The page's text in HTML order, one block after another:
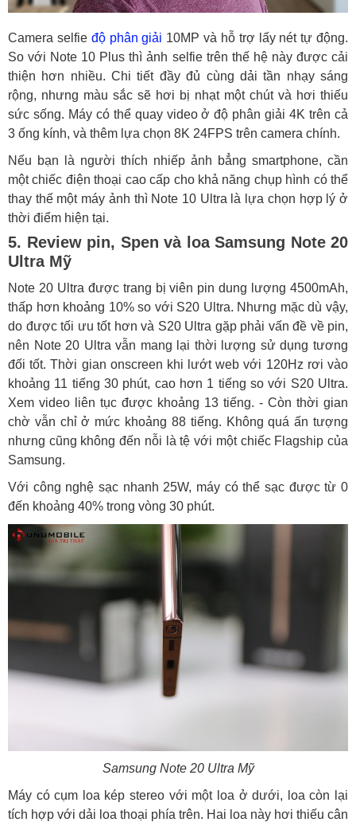
Camera selfie độ phân giải 10MP và hỗ trợ lấy nét tự động.
So với Note 10 Plus thì ảnh selfie trên thế hệ này được cải
thiện hơn nhiều. Chi tiết đầy đủ cùng dải tần nhạy sáng
rộng, nhưng màu sắc sẽ hơi bị nhạt một chút và hơi thiếu
sức sống. Máy có thể quay video ở độ phân giải 4K trên cả
3 ống kính, và thêm lựa chọn 8K 24FPS trên camera chính.
Nếu bạn là người thích nhiếp ảnh bẳng smartphone, cần
một chiếc điện thoại cao cấp cho khả năng chụp hình có thể
thay thế một máy ảnh thì Note 10 Ultra là lựa chọn hợp lý ở
thời điểm hiện tại.
5. Review pin, Spen và loa Samsung Note 20
Ultra Mỹ
Note 20 Ultra được trang bị viên pin dung lượng 4500mAh,
thấp hơn khoảng 10% so với S20 Ultra. Nhưng mặc dù vậy,
do được tối ưu tốt hơn và S20 Ultra gặp phải vấn đề về pin,
nên Note 20 Ultra vẫn mang lại thời lượng sử dụng tương
đối tốt. Thời gian onscreen khi lướt web với 120Hz rơi vào
khoảng 11 tiếng 30 phút, cao hơn 1 tiếng so với S20 Ultra.
Xem video liên tục được khoảng 13 tiếng. - Còn thời gian
chờ vẫn chỉ ở mức khoảng 88 tiếng. Không quá ấn tượng
nhưng cũng không đến nỗi là tệ với một chiếc Flagship của
Samsung.
Với công nghệ sạc nhanh 25W, máy có thể sạc được từ 0
đến khoảng 40% trong vòng 30 phút.
Samsung Note 20 Ultra Mỹ
Máy có cụm loa kép stereo với một loa ở dưới, loa còn lại
tích hợp với dải loa thoại phía trên. Hai loa này hơi thiếu cân